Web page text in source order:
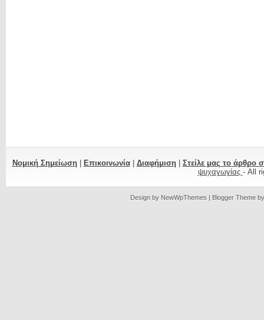
Νομική Σημείωση| Επικοινωνία| Διαφήμιση| Στείλε μας το άρθρο
ψυχαγωγίας - All
Design by NewWpThemes | Blogger Theme